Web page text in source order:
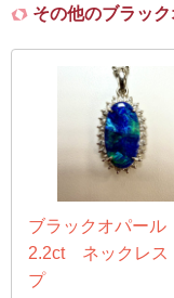
その他のブラッ
ブラックオパール
2.2ct ネックレス
プ